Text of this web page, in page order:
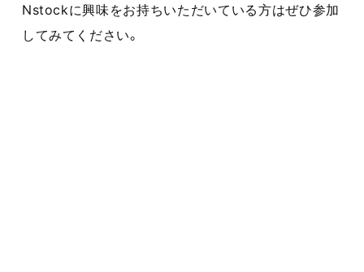
Nstockに興味をお持ちいただいている方はぜひ参加
してみてください。